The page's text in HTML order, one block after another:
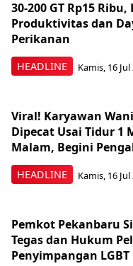
HEADLINE
30-200 GT Rp15 Ribu,
Produktivitas dan
Perikanan
Kamis, 16
HEADLINE
Viral! Karyawan
Dipecat Usai Tidur 1
Malam, Begini
Kamis, 16
Pemkot Pekanbaru
Tegas dan Hukum
Penyimpangan LGBT